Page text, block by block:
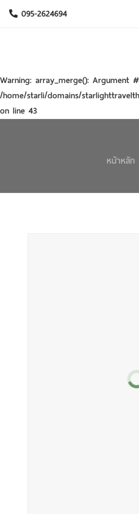
095-2624694
Warning: array_merge(): Argument
/home/starli/domains/
on line 43
หน้าหลัก